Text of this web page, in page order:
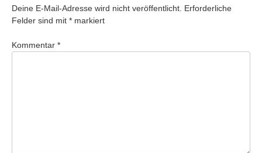
Deine E-Mail-Adresse wird nicht veröffentlicht. Erforderliche
Felder sind mit * markiert
Kommentar *